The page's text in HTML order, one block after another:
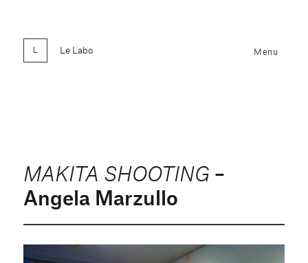
Le Labo Menu
MAKITA SHOOTING –
Angela Marzullo